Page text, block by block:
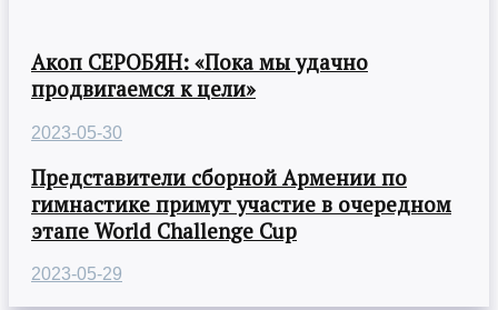
Акоп СЕРОБЯН: «Пока мы удачно
продвигаемся к цели»
2023-05-30
Представители сборной Армении по
гимнастике примут участие в очередном
этапе World Challenge Cup
2023-05-29